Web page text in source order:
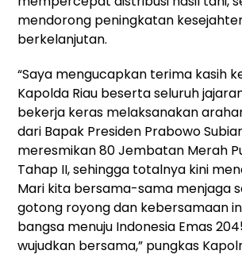
mendorong peningkatan
berkelanjutan.
“Saya mengucapkan terima kasih
Kapolda Riau beserta seluruh
bekerja keras melaksanakan
dari Bapak Presiden Prabowo
meresmikan 80 Jembatan Merah
Tahap II, sehingga totalnya kini
Mari kita bersama-sama menjaga
gotong royong dan kebersamaan
bangsa menuju Indonesia Emas
wujudkan bersama,” pungkas